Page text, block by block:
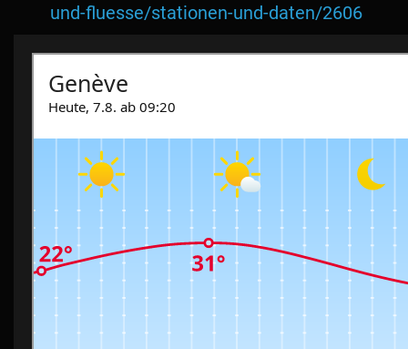
und-fluesse/stationen-und-daten/2606